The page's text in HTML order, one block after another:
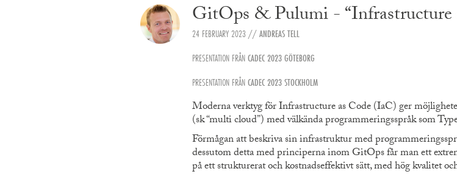
GitOps & Pulumi - “Infrastructure
24 FEBRUARY 2023 //ANDREAS TELL
PRESENTATION FRÅNCADEC 2023 GÖTEBORG
PRESENTATION FRÅNCADEC 2023 STOCKHOLM
Moderna verktyg för Infrastructure as Code (IaC) ger
(sk “multi cloud”) med välkända programmeringsspråk som
Förmågan att beskriva sin infrastruktur med
dessutom detta med principerna inom GitOps får man ett
på ett strukturerat och kostnadseffektivt sätt, med hög kvalitet